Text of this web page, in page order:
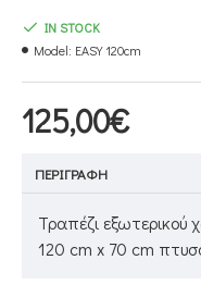
125,00€
IN STOCK
Model: EASY 120cm
ΠΕΡΙΓΡΑΦΉ
Τραπέζι
120 cm x 70 cm